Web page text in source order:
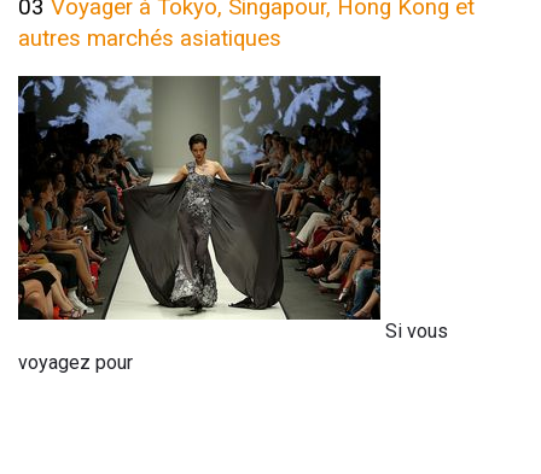
03 Voyager à Tokyo, Singapour, Hong Kong et
autres marchés asiatiques
Si vous
voyagez pour